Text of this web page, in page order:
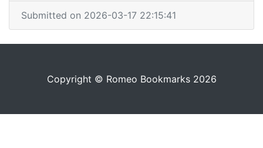
Submitted on 2026-03-17 22:15:41
Copyright © Romeo Bookmarks 2026